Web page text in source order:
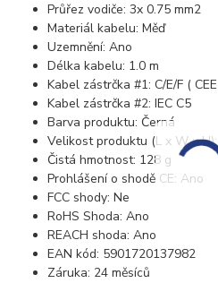
Průřez vodiče: 3x 0.75 mm2
Materiál kabelu: Měď
Uzemnění: Ano
Délka kabelu: 1.0 m
Kabel zástrčka #1: C/E/F (
Kabel zástrčka #2: IEC C5
Barva produktu: Černá
Velikost produktu (L x W x
Čistá hmotnost: 128 g
Prohlášení o shodě CE: Ano
FCC shody: Ne
RoHS Shoda: Ano
REACH shoda: Ano
EAN kód: 5901720137982
Záruka: 24 měsíců